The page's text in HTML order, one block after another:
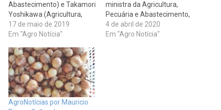
Abastecimento) e Takamori
Yoshikawa (Agricultura,
Floresta e Pesca do Japão)
acertaram a realização do
em agosto. O evento
ocorrerá no Brasil. Tereza
Cristina reuniu-se com o
ministro no primeiro dia da
visita da ministra ao Japão.
Yoshikawa se…
17 de maio de 2019
Em "Agro Notícia"
ministra da Agricultura,
Pecuária e Abastecimento,
Tereza Cristina, reforçou a
necessidade de os estados
4 de abril de 2020
Em "Agro Notícia"
AgroNotícias por Mauricio